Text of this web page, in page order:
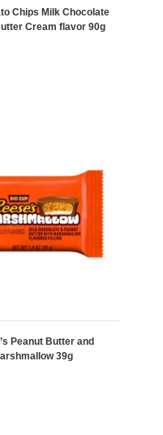
Chips Milk Chocolate
Cream flavor 90g
Peanut Butter and
39g